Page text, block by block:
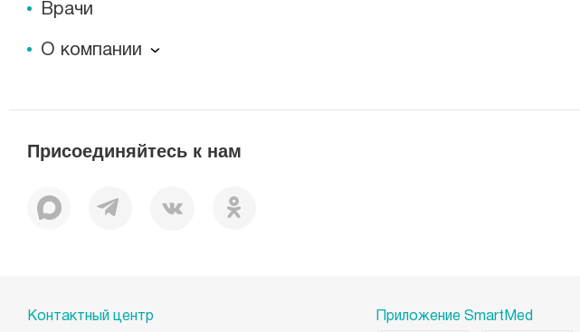
Врачи
О компании
Миссия
Корпоративная социальная ответственность
Вакансии
Присоединяйтесь к нам
Контактный центр Приложение SmartMed